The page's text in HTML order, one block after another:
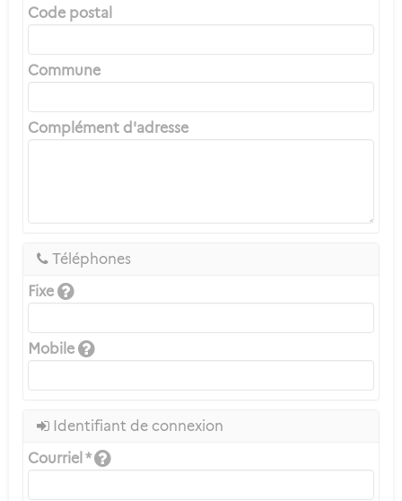
Code postal
Commune
Complément d'adresse
Téléphones
Fixe
Mobile
Identifiant de connexion
Courriel *